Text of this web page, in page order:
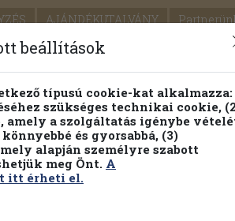
AJÁNDÉKUTALVÁNY
SEGÍTSÉG
ÖRÖK TÖRTÉNETEK
kereső Témaköri fa
beállítások
típusú cookie-kat alkalmazza:
szükséges technikai cookie,
a szolgáltatás igénybe
és gyorsabbá, (3)
alapján személyre szabott
meg Önt. A
itt érheti el.